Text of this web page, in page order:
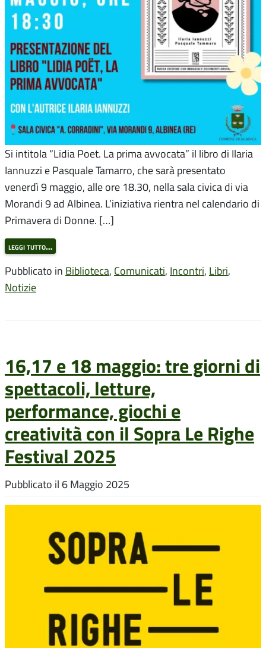
Si intitola “Lidia Poet. La prima avvocata” il libro di Ilaria
Iannuzzi e Pasquale Tamarro, che sarà presentato
venerdì 9 maggio, alle ore 18.30, nella sala civica di via
Morandi 9 ad Albinea. L’iniziativa rientra nel calendario di
Primavera di Donne. […]
leggi tutto…
Pubblicato in Biblioteca, Comunicati, Incontri, Libri,
Notizie
16,17 e 18 maggio: tre giorni di
spettacoli, letture,
performance, giochi e
creatività con il Sopra Le Righe
Festival 2025
Pubblicato il 6 Maggio 2025